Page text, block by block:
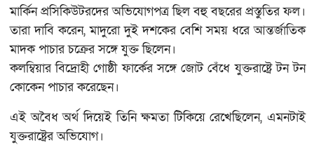
মার্কিন প্রসিকিউটরদের অভিযোগপত্র ছিল বহু বছরের প্রস্তুতির ফল।
তারা দাবি করেন, মাদুরো দুই দশকের বেশি সময় ধরে আন্তর্জাতিক
মাদক পাচার চক্রের সঙ্গে যুক্ত ছিলেন।
কলম্বিয়ার বিদ্রোহী গোষ্ঠী ফার্কের সঙ্গে জোট বেঁধে যুক্তরাষ্ট্রে টন টন
কোকেন পাচার করেছেন।
এই অবৈধ অর্থ দিয়েই তিনি ক্ষমতা টিকিয়ে রেখেছিলেন, এমনটাই
যুক্তরাষ্ট্রের অভিযোগ।